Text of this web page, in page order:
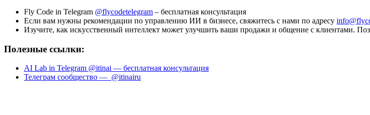
Fly Code in Telegram @flycodetelegram – бесплатная консультация
Если вам нужны рекомендации по управлению ИИ в бизнесе, свяжитесь с нами по адресу
Изучите, как искусственный интеллект может улучшить ваши продажи и общение с клиентами.
Полезные ссылки:
AI Lab in Telegram @itinai — бесплатная консультация
Телеграм сообщество — @itinairu